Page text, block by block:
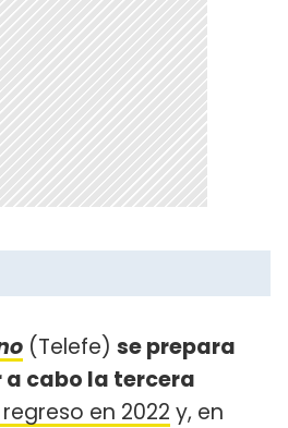
(Telefe) se prepara
cabo la tercera
en 2022 y, en